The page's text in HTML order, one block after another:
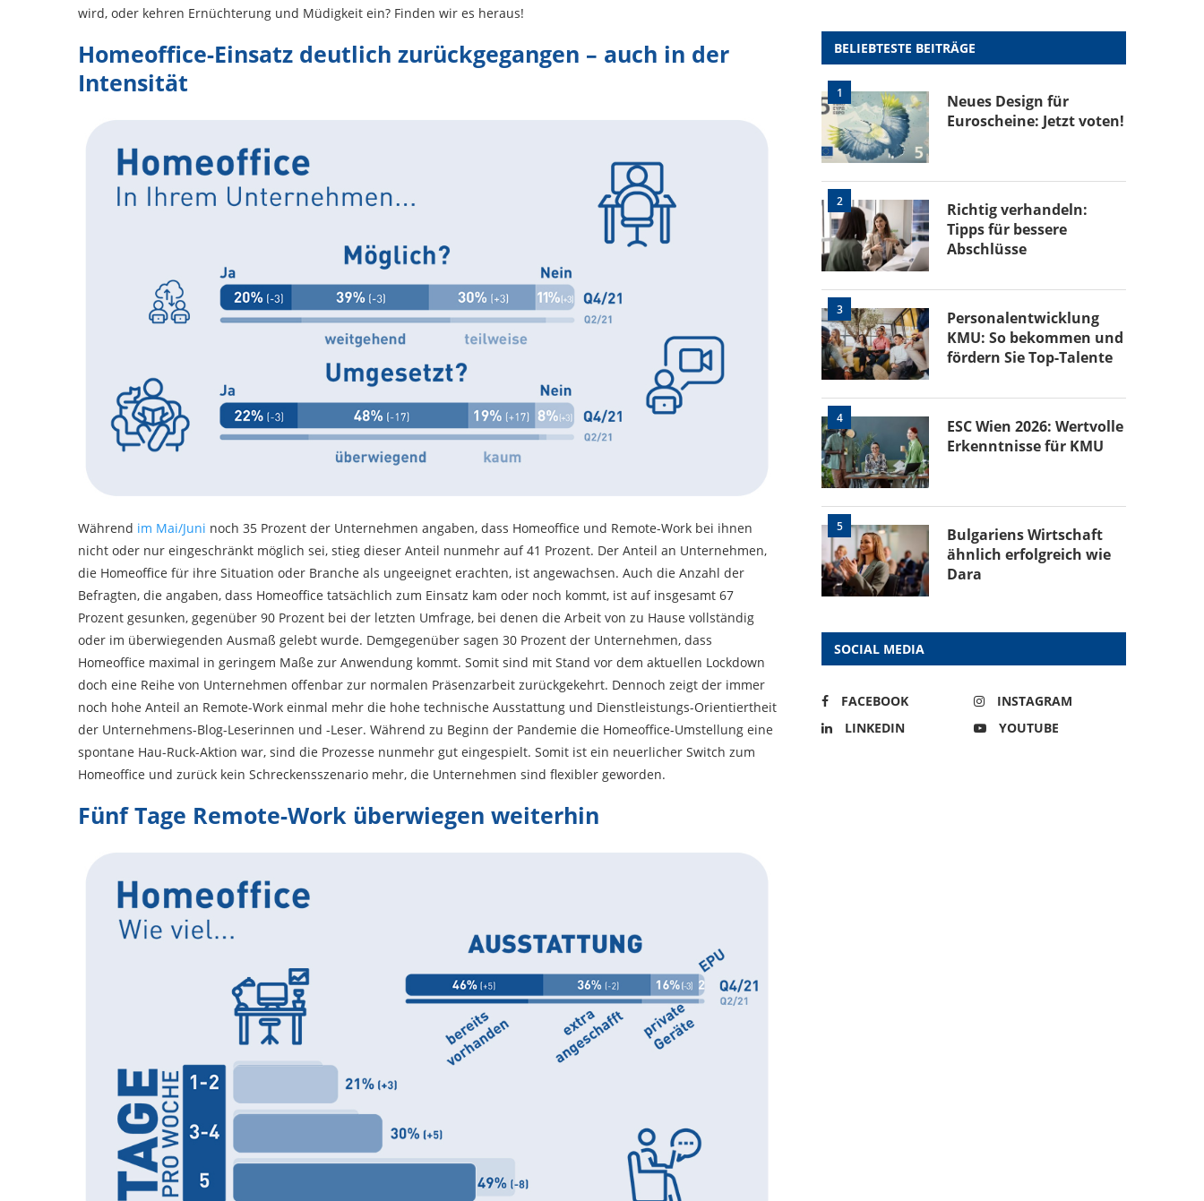
wird, oder kehren Ernüchterung und Müdigkeit ein? Finden wir es heraus!
Homeoffice-Einsatz deutlich zurückgegangen – auch in der
Intensität
Während im Mai/Juni noch 35 Prozent der Unternehmen angaben, dass Homeoffice und Remote-Work bei ihnen
nicht oder nur eingeschränkt möglich sei, stieg dieser Anteil nunmehr auf 41 Prozent. Der Anteil an Unternehmen,
die Homeoffice für ihre Situation oder Branche als ungeeignet erachten, ist angewachsen. Auch die Anzahl der
Befragten, die angaben, dass Homeoffice tatsächlich zum Einsatz kam oder noch kommt, ist auf insgesamt 67
Prozent gesunken, gegenüber 90 Prozent bei der letzten Umfrage, bei denen die Arbeit von zu Hause vollständig
oder im überwiegenden Ausmaß gelebt wurde. Demgegenüber sagen 30 Prozent der Unternehmen, dass
Homeoffice maximal in geringem Maße zur Anwendung kommt. Somit sind mit Stand vor dem aktuellen Lockdown
doch eine Reihe von Unternehmen offenbar zur normalen Präsenzarbeit zurückgekehrt. Dennoch zeigt der immer
noch hohe Anteil an Remote-Work einmal mehr die hohe technische Ausstattung und Dienstleistungs-Orientiertheit
der Unternehmens-Blog-Leserinnen und -Leser. Während zu Beginn der Pandemie die Homeoffice-Umstellung eine
spontane Hau-Ruck-Aktion war, sind die Prozesse nunmehr gut eingespielt. Somit ist ein neuerlicher Switch zum
Homeoffice und zurück kein Schreckensszenario mehr, die Unternehmen sind flexibler geworden.
Fünf Tage Remote-Work überwiegen weiterhin
BELIEBTESTE BEITRÄGE
1
Neues Design für
Euroscheine: Jetzt voten!
2
Richtig verhandeln:
Tipps für bessere
Abschlüsse
3
Personalentwicklung
KMU: So bekommen und
fördern Sie Top-Talente
4
ESC Wien 2026: Wertvolle
Erkenntnisse für KMU
5
Bulgariens Wirtschaft
ähnlich erfolgreich wie
Dara
SOCIAL MEDIA
FACEBOOK
INSTAGRAM
LINKEDIN
YOUTUBE